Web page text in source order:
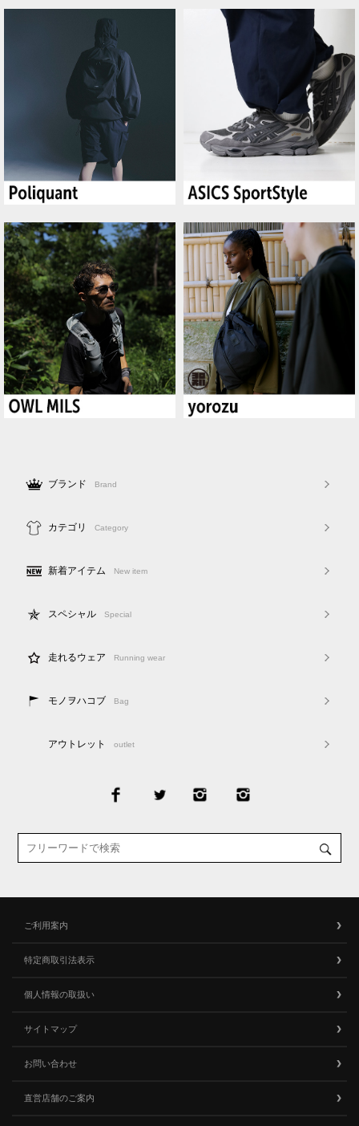
ブランド Brand
カテゴリ Category
新着アイテム New item
スペシャル Special
走れるウェア Running wear
モノヲハコブ Bag
アウトレット outlet
ご利用案内
特定商取引法表示
個人情報の取扱い
サイトマップ
お問い合わせ
直営店舗のご案内